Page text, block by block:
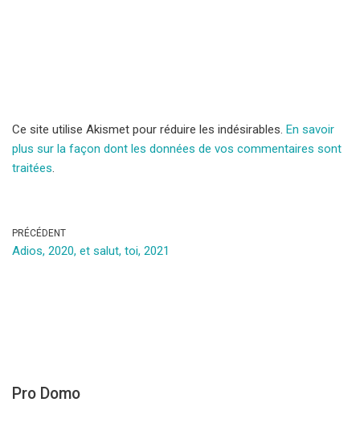
Ce site utilise Akismet pour réduire les indésirables. En savoir
plus sur la façon dont les données de vos commentaires sont
traitées.
PRÉCÉDENT
Adios, 2020, et salut, toi, 2021
Pro Domo